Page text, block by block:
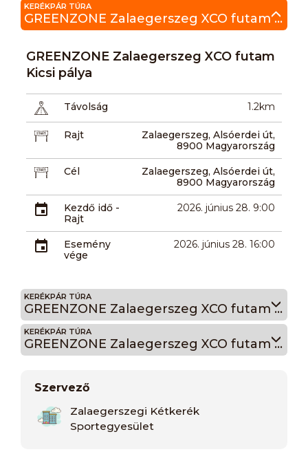
KERÉKPÁR TÚRA
GREENZONE Zalaegerszeg XCO futam Kicsi pálya
GREENZONE Zalaegerszeg XCO futam
Kicsi pálya
Távolság 1.2km
Rajt
Zalaegerszeg, Alsóerdei út,
8900 Magyarország
Cél
Zalaegerszeg, Alsóerdei út,
8900 Magyarország
Kezdő idő -
Rajt
2026. június 28. 9:00
Esemény
vége
2026. június 28. 16:00
KERÉKPÁR TÚRA
GREENZONE Zalaegerszeg XCO futam Közepes pálya
KERÉKPÁR TÚRA
GREENZONE Zalaegerszeg XCO futam Nagy pálya
Szervező
Zalaegerszegi Kétkerék
Sportegyesület